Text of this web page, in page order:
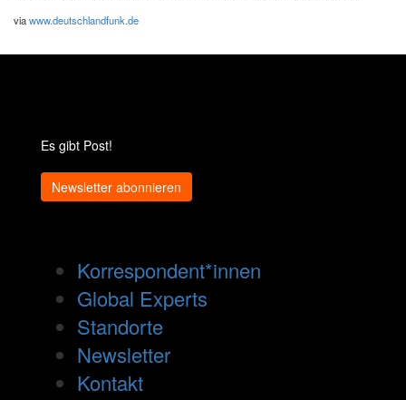
viawww.deutschlandfunk.de
Es gibt Post!
Newsletter abonnieren
Korrespondent*innen
Global Experts
Standorte
Newsletter
Kontakt